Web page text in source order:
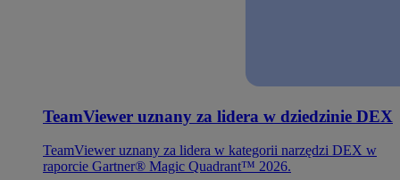
TeamViewer uznany za lidera w dziedzinie DEX
TeamViewer uznany za lidera w kategorii narzędzi DEX w
raporcie Gartner® Magic Quadrant™ 2026.